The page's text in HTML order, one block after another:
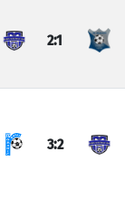
2:1
3:2